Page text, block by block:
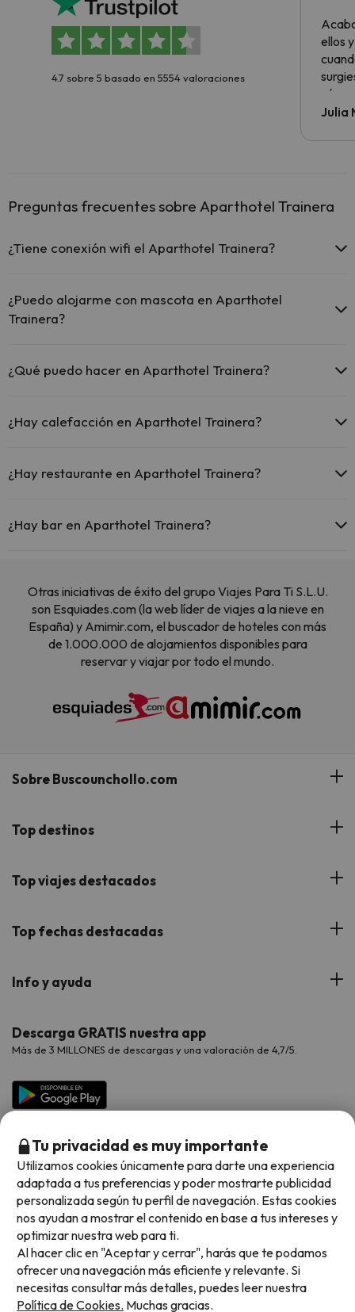
4.7 sobre 5 basado en 5554 valoraciones
ellos
todo
Julia
Preguntas frecuentes sobre Aparthotel Trainera
¿Tiene conexión wifi el Aparthotel Trainera?
comunes.
El Aparthotel Trainera dispone de Wi-Fi.
¿Puedo alojarme con mascota en Aparthotel
Trainera?
¿Qué puedo hacer en Aparthotel Trainera?
(algunas pueden ser de pago).
¿Hay calefacción en Aparthotel Trainera?
¿Hay restaurante en Aparthotel Trainera?
¿Hay bar en Aparthotel Trainera?
Otras iniciativas de éxito del grupo Viajes Para Ti S.L.U.
son Esquiades.com (la web líder de viajes a la nieve en
España) y Amimir.com, el buscador de hoteles con más
de 1.000.000 de alojamientos disponibles para
reservar y viajar por todo el mundo.
Sobre Buscounchollo.com
¿Quiénes somos?
Buscounchollo en los medios
Proveedores
Viajes para grupos
Top destinos
Hoteles Andalucía
Hoteles Cataluña
Hoteles Galicia
Hoteles Salou
Top viajes destacados
Viajes con Niños
Viajes de Novios
Chollos con Todo Incluido
Chollos en la playa
Hoteles con toboganes
Selección de la Newsletter
Los favoritos de nuestros clientes
Top fechas destacadas
Verano
Vacaciones en Agosto
Vacaciones en Octubre
Vacaciones en Noviembre
Info y ayuda
Contáctanos
Preguntas frecuentes
Descarga GRATIS nuestra app
Más de 3 MILLONES de descargas y una valoración de 4,7/5.
Métodos de pago disponibles
Tu privacidad es muy importante
Utilizamos cookies únicamente para darte una experiencia
adaptada a tus preferencias y poder mostrarte publicidad
personalizada según tu perfil de navegación. Estas cookies
nos ayudan a mostrar el contenido en base a tus intereses y
optimizar nuestra web para ti.
Al hacer clic en "Aceptar y cerrar", harás que te podamos
ofrecer una navegación más eficiente y relevante. Si
necesitas consultar más detalles, puedes leer nuestra
Política de Cookies. Muchas gracias.